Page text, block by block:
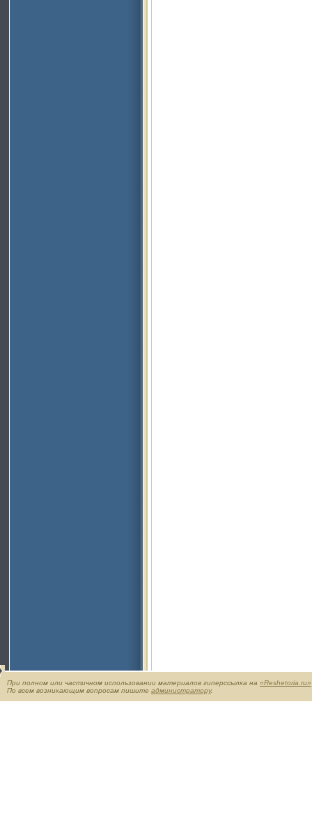
При полном или частичном использовании материалов гиперссылка на «Reshetoria.ru»
По всем возникающим вопросам пишите администратору.